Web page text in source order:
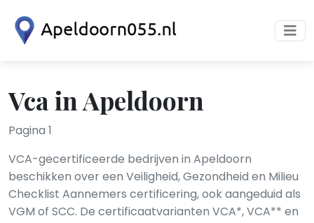
Vca in Apeldoorn
Pagina 1
VCA-gecertificeerde bedrijven in Apeldoorn
beschikken over een Veiligheid, Gezondheid en Milieu
Checklist Aannemers certificering, ook aangeduid als
VGM of SCC. De certificaatvarianten VCA*, VCA** en